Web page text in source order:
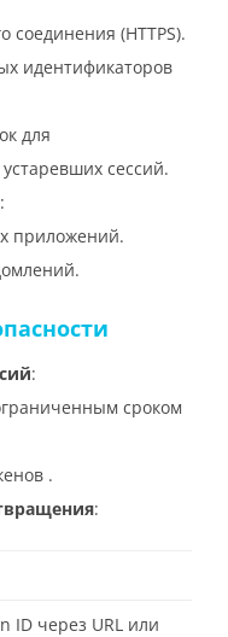
соединения (HTTPS).
идентификаторов
для
сессий.
:
приложений.
:
сроком
.
:
ID через URL или